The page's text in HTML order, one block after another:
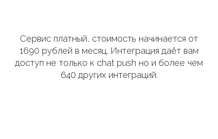
Сервис платный, стоимость начинается от
1690 рублей в месяц. Интеграция даёт вам
доступ не только к chat push но и более чем
640 других интеграций.